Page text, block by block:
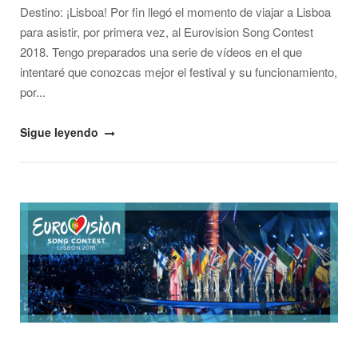
Destino: ¡Lisboa! Por fin llegó el momento de viajar a Lisboa
para asistir, por primera vez, al Eurovision Song Contest
2018. Tengo preparados una serie de vídeos en el que
intentaré que conozcas mejor el festival y su funcionamiento,
por...
"Destino:
Eurovisión
2018"
Sigue leyendo
Open post